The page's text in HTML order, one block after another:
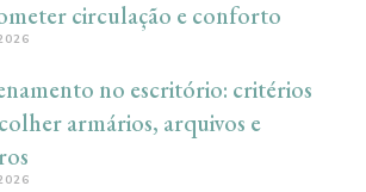
circulação e conforto
no escritório: critérios
armários, arquivos e